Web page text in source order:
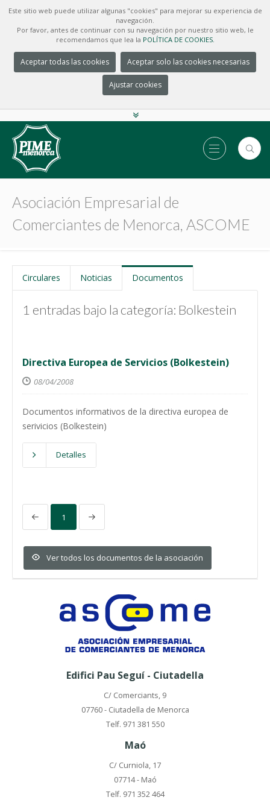
Este sitio web puede utilizar algunas "cookies" para mejorar su experiencia de
navegación.
Por favor, antes de continuar con su navegación por nuestro sitio web, le
recomendamos que lea la POLÍTICA DE COOKIES.
Aceptar todas las cookies Aceptar solo las cookies necesarias
Ajustar cookies
Asociación Empresarial de
Comerciantes de Menorca, ASCOME
Circulares Noticias Documentos
1 entradas bajo la categoría: Bolkestein
Directiva Europea de Servicios (Bolkestein)
08/04/2008
Documentos informativos de la directiva europea de
serivicios (Bolkestein)
Detalles
1
Ver todos los documentos de la asociación
Edifici Pau Seguí - Ciutadella
C/ Comerciants, 9
07760 - Ciutadella de Menorca
Telf. 971 381 550
Maó
C/ Curniola, 17
07714 - Maó
Telf. 971 352 464